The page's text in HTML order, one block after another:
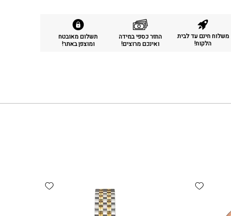
משלוח חינם עד לבית
הלקוח!
החזר כספי במידה
ואינכם מרוצים!
תשלום מאובטח
ומוצפן באתר!
Add wishlist
Add wishlist